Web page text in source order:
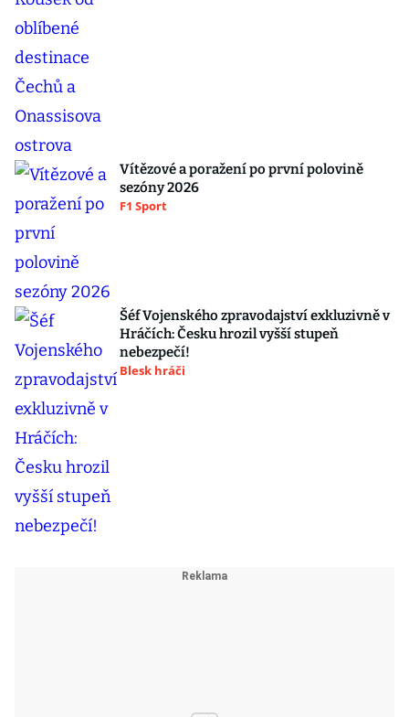
Vítězové a poražení po první polovině
sezóny 2026
F1 Sport
Šéf Vojenského zpravodajství exkluzivně v
Hráčích: Česku hrozil vyšší stupeň
nebezpečí!
Blesk hráči